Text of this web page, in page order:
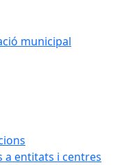
municipal
a entitats i centres